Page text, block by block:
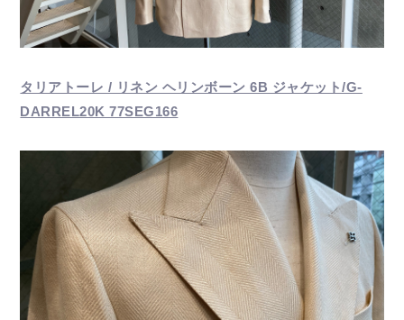
タリアトーレ / リネン ヘリンボーン 6B ジャケット/G-
DARREL20K 77SEG166